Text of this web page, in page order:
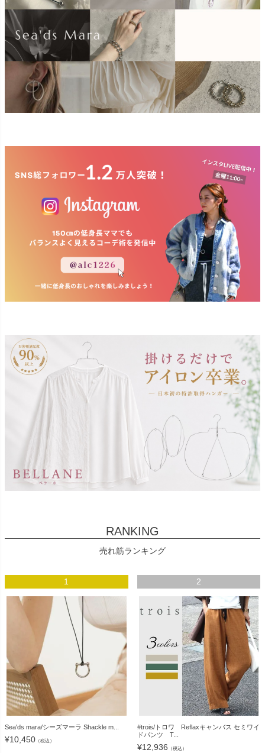
RANKING
売れ筋ランキング
1
Sea'ds mara/シーズマーラ Shackle m...
¥10,450 （税込）
2
#trois/トロワ Reflaxキャンバス セミワイ
ドパンツ T...
¥12,936 （税込）